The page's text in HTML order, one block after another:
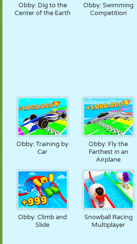
Obby: Dig to the
Center of the Earth
Obby: Swimming
Competition
Obby: Training by
Car
Obby: Fly the
Farthest in an
Airplane
Obby: Climb and
Slide
Snowball Racing
Multiplayer